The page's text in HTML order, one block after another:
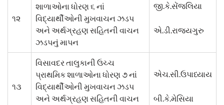
૧૨
શાળાઓના ધોરણ ૬ નાં
વિદ્યાર્થીઓની મુખવાચન ઝડપ
અને અર્થગ્રહણ સહિતની વાચન
ઝડપનું માપન
જી.કે.સેંજલિયા
એ.ડી.રાજ્યગુરુ
૧૩
વિસાવદર તાલુકાની ઉચ્ચ
પ્રાથમિક શાળાઓના ધોરણ ૭ નાં
વિદ્યાર્થીઓની મુખવાચન ઝડપ
અને અર્થગ્રહણ સહિતની વાચન
એચ.સી.ઉપાધ્યાય
બી.કે.મેસિયા